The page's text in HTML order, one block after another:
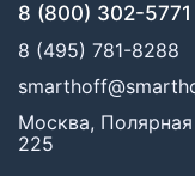
8 (800) 302-5771
8 (495) 781-8288
Москва, Полярная
225